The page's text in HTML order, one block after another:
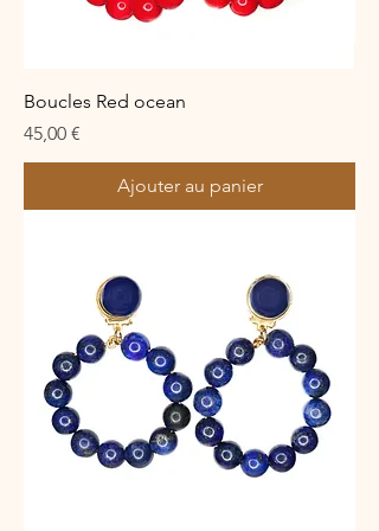
Boucles Red ocean
Prix
45,00 €
Ajouter au panier